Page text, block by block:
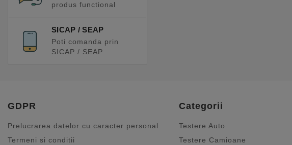
produs functional
SICAP / SEAP
Poti comanda prin
SICAP / SEAP
GDPR
Prelucrarea datelor cu caracter personal
Termeni si conditii
Categorii
Testere Auto
Testere Camioane